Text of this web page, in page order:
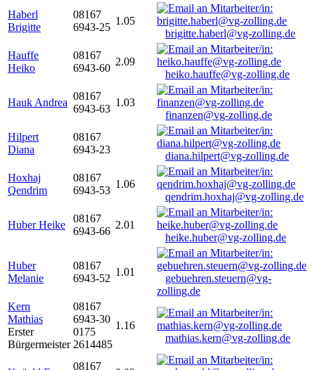
Haberl
Brigitte
08167
6943-25
1.05
brigitte.haberl@vg-zolling.de
Hauffe
Heiko
08167
6943-60
2.09
heiko.hauffe@vg-zolling.de
Hauk Andrea
08167
6943-63
1.03
finanzen@vg-zolling.de
Hilpert
Diana
08167
6943-23
diana.hilpert@vg-zolling.de
Hoxhaj
Qendrim
08167
6943-53
1.06
qendrim.hoxhaj@vg-zolling.de
Huber Heike
08167
6943-66
2.01
heike.huber@vg-zolling.de
Huber
Melanie
08167
6943-52
1.01
gebuehren.steuern@vg-
zolling.de
Kern
Mathias
Erster
Bürgermeister
08167
6943-30
0175
2614485
1.16
mathias.kern@vg-zolling.de
08167